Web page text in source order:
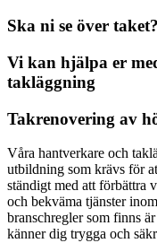
Ska ni se över
Vi kan hjälpa er
takläggning
Takrenovering av
Våra hantverkare och
utbildning som krävs för
ständigt med att förbättra
och bekväma tjänster
branschregler som finns
känner dig trygga och